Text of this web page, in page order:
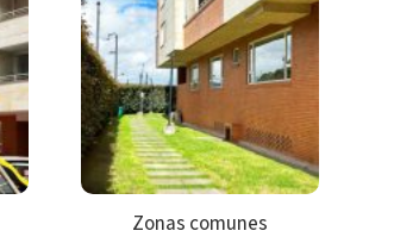
Zonas comunes